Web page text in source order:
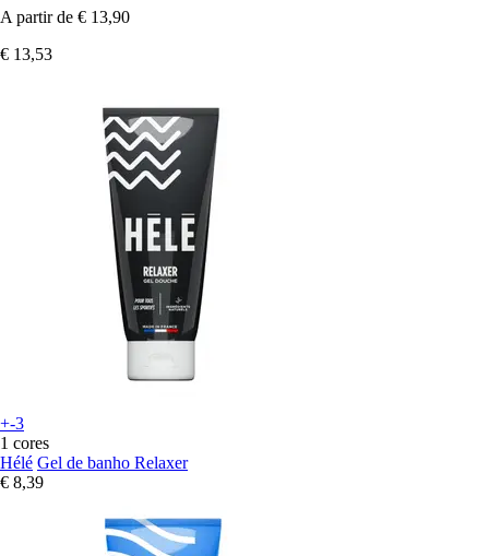
A partir de € 13,90
€ 13,53
+-3
1 cores
Hélé Gel de banho Relaxer
€ 8,39